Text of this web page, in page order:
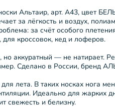
Альтаир, арт. А43, цвет
за лёгкость и воздух,
за счёт особого
кроссовок, кед и лоферов.
аккуратный — не натирает.
Сделано в России, бренд
лета. В таких носках нога
Идеально для жарких
свежесть и белизну.